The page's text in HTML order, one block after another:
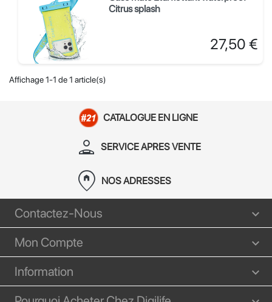
Citrus splash
Prix
27,50 €
Affichage 1-1 de 1 article(s)
CATALOGUE EN LIGNE
person_apron SERVICE APRES VENTE
home_pin NOS ADRESSES
Contactez-Nous
Mon Compte
Information